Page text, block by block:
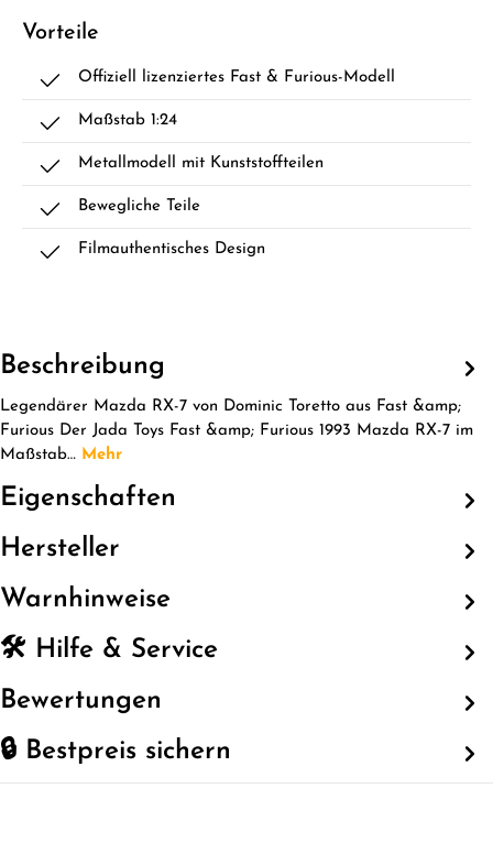
Vorteile
Offiziell lizenziertes Fast & Furious-Modell
Maßstab 1:24
Metallmodell mit Kunststoffteilen
Bewegliche Teile
Filmauthentisches Design
Beschreibung
Legendärer Mazda RX-7 von Dominic Toretto aus Fast &amp;
Furious Der Jada Toys Fast &amp; Furious 1993 Mazda RX-7 im
Maßstab… Mehr
Eigenschaften
Hersteller
Warnhinweise
🛠️ Hilfe & Service
Bewertungen
🔒 Bestpreis sichern